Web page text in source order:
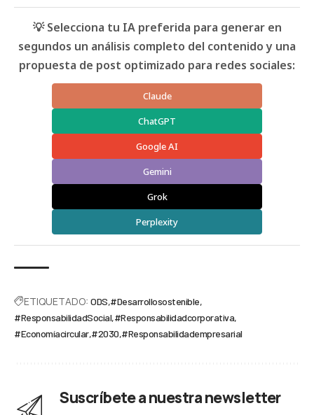
💡 Selecciona tu IA preferida para generar en
segundos un análisis completo del contenido y una
propuesta de post optimizado para redes sociales:
Claude
ChatGPT
Google AI
Gemini
Grok
Perplexity
ETIQUETADO: ODS #Desarrollosostenible
#ResponsabilidadSocial #Responsabilidadcorporativa
#Economíacircular #2030 #Responsabilidadempresarial
Suscríbete a nuestra newsletter